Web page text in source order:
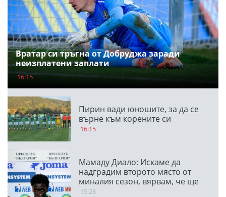
Вратар си тръгна от Добруджа заради
неизплатени заплати
16:15
Пирин вади юношите, за да се
върне към корените си
16:15
Мамаду Диало: Искаме да
надградим второто място от
миналия сезон, вярвам, че ще
победим Панатинайкос
15:28